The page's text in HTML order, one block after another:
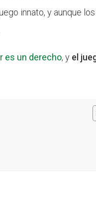
innato, y aunque
es un derecho, y el